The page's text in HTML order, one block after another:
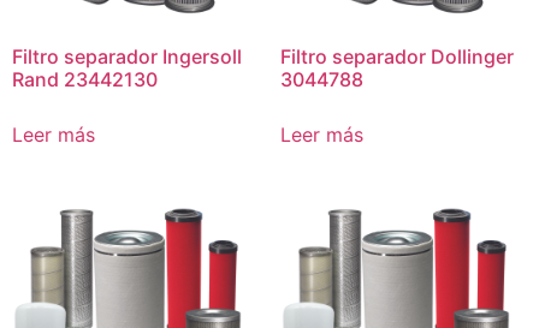
Filtro separador Ingersoll
Rand 23442130
Leer más
Filtro separador Dollinger
3044788
Leer más